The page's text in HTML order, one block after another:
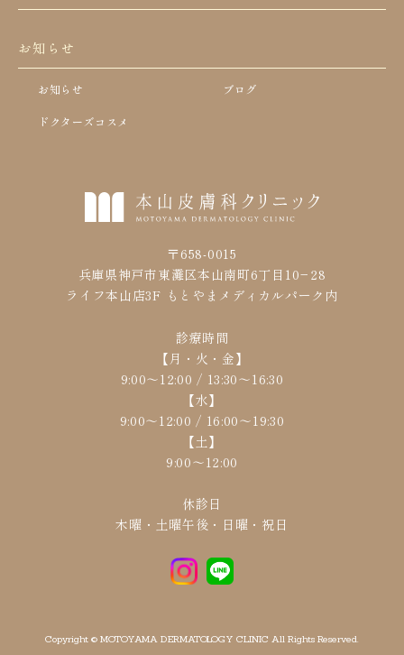
お知らせ
お知らせ ブログ
ドクターズコスメ
〒658-0015
兵庫県神戸市東灘区本山南町6丁目10−28
ライフ本山店3F もとやまメディカルパーク内
診療時間
【月・火・金】
9:00〜12:00 / 13:30〜16:30
【水】
9:00〜12:00 / 16:00〜19:30
【土】
9:00〜12:00
休診日
木曜・土曜午後・日曜・祝日
Copyright © MOTOYAMA DERMATOLOGY CLINIC All Rights Reserved.